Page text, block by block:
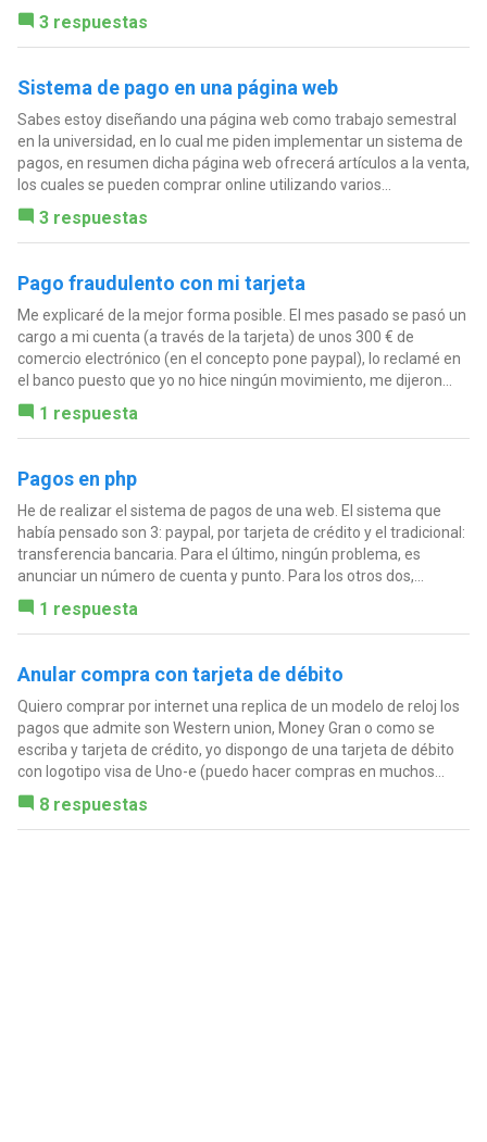
3 respuestas
Sistema de pago en una página web
Sabes estoy diseñando una página web como trabajo semestral
en la universidad, en lo cual me piden implementar un sistema de
pagos, en resumen dicha página web ofrecerá artículos a la venta,
los cuales se pueden comprar online utilizando varios...
3 respuestas
Pago fraudulento con mi tarjeta
Me explicaré de la mejor forma posible. El mes pasado se pasó un
cargo a mi cuenta (a través de la tarjeta) de unos 300 € de
comercio electrónico (en el concepto pone paypal), lo reclamé en
el banco puesto que yo no hice ningún movimiento, me dijeron...
1 respuesta
Pagos en php
He de realizar el sistema de pagos de una web. El sistema que
había pensado son 3: paypal, por tarjeta de crédito y el tradicional:
transferencia bancaria. Para el último, ningún problema, es
anunciar un número de cuenta y punto. Para los otros dos,...
1 respuesta
Anular compra con tarjeta de débito
Quiero comprar por internet una replica de un modelo de reloj los
pagos que admite son Western union, Money Gran o como se
escriba y tarjeta de crédito, yo dispongo de una tarjeta de débito
con logotipo visa de Uno-e (puedo hacer compras en muchos...
8 respuestas